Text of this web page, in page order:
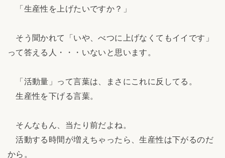
「生産性を上げたいですか？」
そう聞かれて「いや、べつに上げなくてもイイです」
って答える人・・・いないと思います。
「活動量」って言葉は、まさにこれに反してる。
生産性を下げる言葉。
そんなもん、当たり前だよね。
活動する時間が増えちゃったら、生産性は下がるのだ
から。